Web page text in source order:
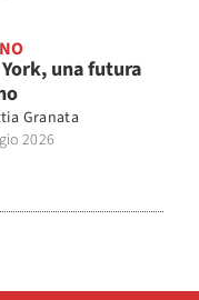
una futura
Granata
2026